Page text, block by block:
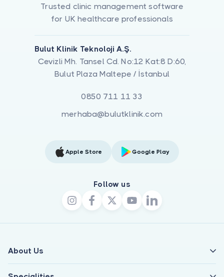
Trusted clinic management software
for UK healthcare professionals
Bulut Klinik Teknoloji A.Ş.
Cevizli Mh. Tansel Cd. No:12 Kat:8 D:60,
Bulut Plaza Maltepe / İstanbul
0850 711 11 33
merhaba@bulutklinik.com
Apple Store Google Play
Follow us
About Us